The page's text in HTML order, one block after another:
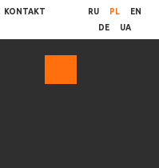
KONTAKT RU PL
EN
DE
UA